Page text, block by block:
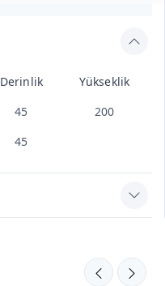
Derinlik
Yükseklik
45
200
45